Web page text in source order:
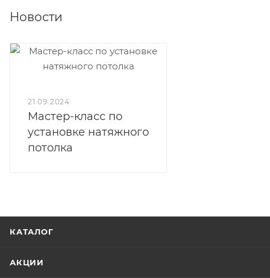
Новости
21.09.2024
Мастер-класс по
установке натяжного
потолка
КАТАЛОГ
АКЦИИ